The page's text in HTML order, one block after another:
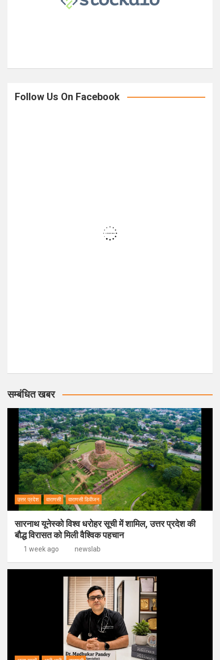
Follow Us On Facebook
सम्बंधित खबर
उत्तर प्रदेश वाराणसी वाराणसी डिवीजन
सारनाथ यूनेस्को विश्व धरोहर सूची में शामिल, उत्तर प्रदेश की
बौद्ध विरासत को मिली वैश्विक पहचान
1 week ago newslab